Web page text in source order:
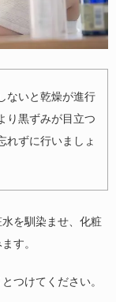
ないと乾燥が進行
り黒ずみが目立つ
れずに行いましょ
を馴染ませ、化粧
す。
つけてください。